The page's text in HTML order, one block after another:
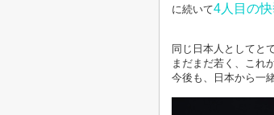
に続いて4人目の快
同じ日本人としてと
まだまだ若く、これ
今後も、日本から一